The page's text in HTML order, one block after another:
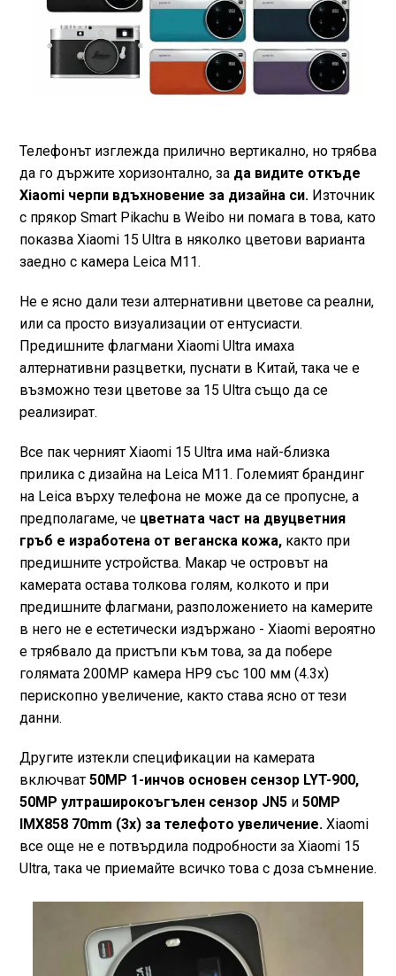
Телефонът изглежда прилично вертикално, но трябва
да го държите хоризонтално, за да видите откъде
Xiaomi черпи вдъхновение за дизайна си. Източник
с прякор Smart Pikachu в Weibo ни помага в това, като
показва Xiaomi 15 Ultra в няколко цветови варианта
заедно с камера Leica M11.
Не е ясно дали тези алтернативни цветове са реални,
или са просто визуализации от ентусиасти.
Предишните флагмани Xiaomi Ultra имаха
алтернативни разцветки, пуснати в Китай, така че е
възможно тези цветове за 15 Ultra също да се
реализират.
Все пак черният Xiaomi 15 Ultra има най-близка
прилика с дизайна на Leica M11. Големият брандинг
на Leica върху телефона не може да се пропусне, а
предполагаме, че цветната част на двуцветния
гръб е изработена от веганска кожа,както при
предишните устройства. Макар че островът на
камерата остава толкова голям, колкото и при
предишните флагмани, разположението на камерите
в него не е естетически издържано - Xiaomi вероятно
е трябвало да пристъпи към това, за да побере
голямата 200MP камера HP9 със 100 мм (4.3х)
перископно увеличение, както става ясно от тези
данни.
Другите изтекли спецификации на камерата
включват 50MP 1-инчов основен сензор LYT-900,
50MP ултраширокоъгълен сензор JN5и 50MP
IMX858 70mm (3x) за телефото увеличение. Xiaomi
все още не е потвърдила подробности за Xiaomi 15
Ultra, така че приемайте всичко това с доза съмнение.